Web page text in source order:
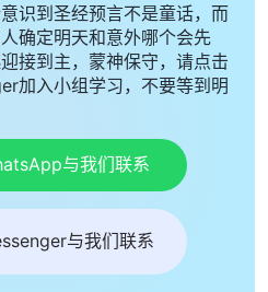
识到圣经预言不是童话，而
确定明天和意外哪个会先
接到主，蒙神保守，请点击
加入小组学习，不要等到明
与我们联系
与我们联系